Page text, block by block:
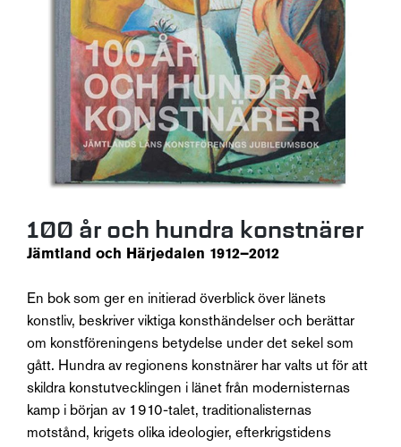
100 år och hundra konstnärer
Jämtland och Härjedalen 1912–2012
En bok som ger en initierad överblick över länets
konstliv, beskriver viktiga konsthändelser och berättar
om konstföreningens betydelse under det sekel som
gått. Hundra av regionens konstnärer har valts ut för att
skildra konstutvecklingen i länet från modernisternas
kamp i början av 1910-talet, traditionalisternas
motstånd, krigets olika ideologier, efterkrigstidens